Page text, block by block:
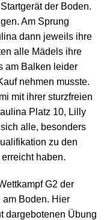
der Boden.
Am Sprung
dann jeweils ihre
alle Mädels ihre
am Balken leider
nehmen musste.
mit ihrer sturzfreien
Platz 10, Lilly
alle, besonders
zu den
eicht haben.
G2 der
Boden. Hier
dargebotenen Übung